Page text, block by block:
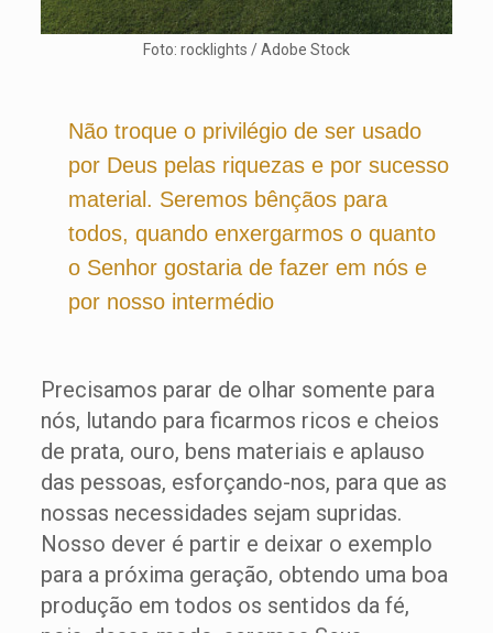
Foto: rocklights / Adobe Stock
Não troque o privilégio de ser usado
por Deus pelas riquezas e por sucesso
material. Seremos bênçãos para
todos, quando enxergarmos o quanto
o Senhor gostaria de fazer em nós e
por nosso intermédio
Precisamos parar de olhar somente para
nós, lutando para ficarmos ricos e cheios
de prata, ouro, bens materiais e aplauso
das pessoas, esforçando-nos, para que as
nossas necessidades sejam supridas.
Nosso dever é partir e deixar o exemplo
para a próxima geração, obtendo uma boa
produção em todos os sentidos da fé,